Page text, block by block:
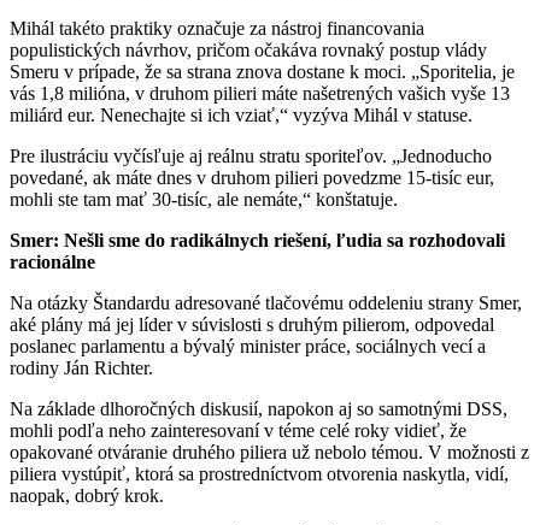
Mihál takéto praktiky označuje za nástroj financovania
populistických návrhov, pričom očakáva rovnaký postup vlády
Smeru v prípade, že sa strana znova dostane k moci. „Sporitelia, je
vás 1,8 milióna, v druhom pilieri máte našetrených vašich vyše 13
miliárd eur. Nenechajte si ich vziať,“ vyzýva Mihál v statuse.
Pre ilustráciu vyčísľuje aj reálnu stratu sporiteľov. „Jednoducho
povedané, ak máte dnes v druhom pilieri povedzme 15-tisíc eur,
mohli ste tam mať 30-tisíc, ale nemáte,“ konštatuje.
Smer: Nešli sme do radikálnych riešení, ľudia sa rozhodovali
racionálne
Na otázky Štandardu adresované tlačovému oddeleniu strany Smer,
aké plány má jej líder v súvislosti s druhým pilierom, odpovedal
poslanec parlamentu a bývalý minister práce, sociálnych vecí a
rodiny Ján Richter.
Na základe dlhoročných diskusií, napokon aj so samotnými DSS,
mohli podľa neho zainteresovaní v téme celé roky vidieť, že
opakované otváranie druhého piliera už nebolo témou. V možnosti z
piliera vystúpiť, ktorá sa prostredníctvom otvorenia naskytla, vidí,
naopak, dobrý krok.